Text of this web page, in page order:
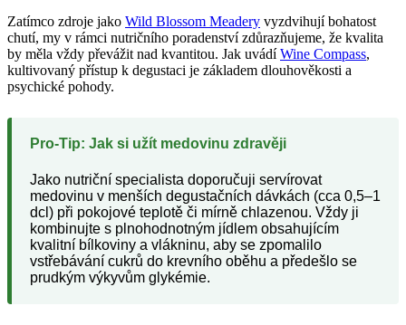
Zatímco zdroje jako Wild Blossom Meadery vyzdvihují bohatost
chutí, my v rámci nutričního poradenství zdůrazňujeme, že kvalita
by měla vždy převážit nad kvantitou. Jak uvádíWine Compass,
kultivovaný přístup k degustaci je základem dlouhověkosti a
psychické pohody.
Pro-Tip: Jak si užít medovinu zdravěji
Jako nutriční specialista doporučuji servírovat
medovinu v menších degustačních dávkách (cca 0,5–1
dcl) při pokojové teplotě či mírně chlazenou. Vždy ji
kombinujte s plnohodnotným jídlem obsahujícím
kvalitní bílkoviny a vlákninu, aby se zpomalilo
vstřebávání cukrů do krevního oběhu a předešlo se
prudkým výkyvům glykémie.